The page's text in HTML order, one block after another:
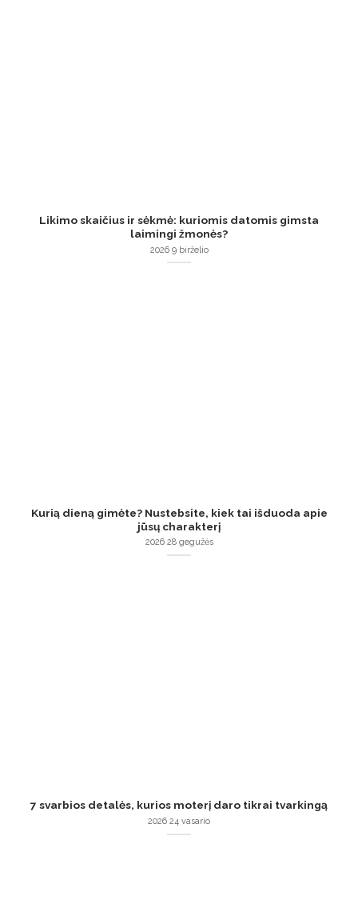
Likimo skaičius ir sėkmė: kuriomis datomis gimsta
laimingi žmonės?
2026 9 birželio
Kurią dieną gimėte? Nustebsite, kiek tai išduoda apie
jūsų charakterį
2026 28 gegužės
7 svarbios detalės, kurios moterį daro tikrai tvarkingą
2026 24 vasario